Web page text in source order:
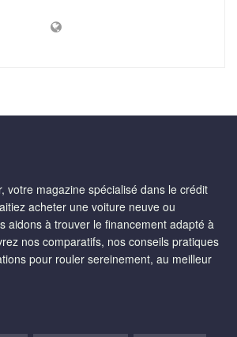
votre magazine spécialisé dans le crédit
acheter une voiture neuve ou
aidons à trouver le financement adapté à
nos comparatifs, nos conseils pratiques
pour rouler sereinement, au meilleur